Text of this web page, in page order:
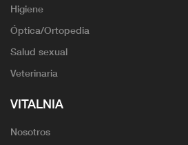
Higiene
Óptica/Ortopedia
Salud sexual
Veterinaria
VITALNIA
Nosotros